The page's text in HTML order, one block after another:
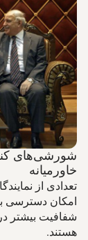
شورشی‌های
خاورمیانه
تعدادی از
امکان دسترسی
شفافیت بیشتر
هستند.